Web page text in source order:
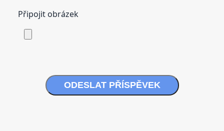
Připojit obrázek
ODESLAT PŘÍSPĚVEK